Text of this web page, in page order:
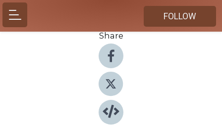
FOLLOW
Share